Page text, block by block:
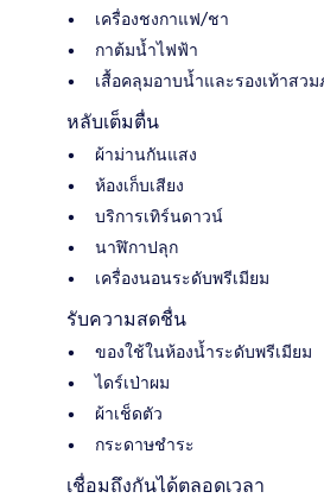
เครื่องชงกาแฟ/ชา
กาต้มน้ำไฟฟ้า
เสื้อคลุมอาบน้ำและรองเท้าสวม
หลับเต็มตื่น
ผ้าม่านกันแสง
ห้องเก็บเสียง
บริการเทิร์นดาวน์
นาฬิกาปลุก
เครื่องนอนระดับพรีเมียม
รับความสดชื่น
ของใช้ในห้องน้ำระดับพรีเมียม
ไดร์เป่าผม
ผ้าเช็ดตัว
กระดาษชำระ
เชื่อมถึงกันได้ตลอดเวลา